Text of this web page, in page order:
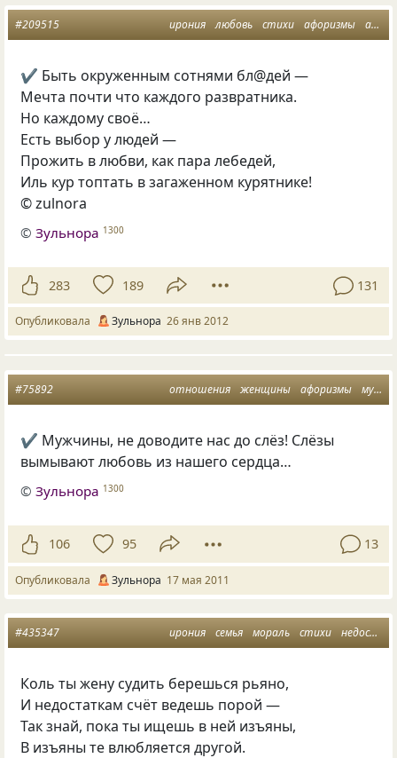
ирония любовь стихи афоризмы адюльтер
#209515
✔ Быть окруженным сотнями бл@дей —
Мечта почти что каждого развратника.
Но каждому своё…
Есть выбор у людей —
Прожить в любви, как пара лебедей,
Иль кур топтать в загаженном курятнике!
© zulnora
©Зульнора 1300
283 189 131
Опубликовала Зульнора 26 янв 2012
отношения женщины афоризмы мужчины
#75892
✔ Мужчины, не доводите нас до слёз! Слёзы
вымывают любовь из нашего сердца…
©Зульнора 1300
106 95 13
Опубликовала Зульнора 17 мая 2011
ирония семья мораль стихи недостатки
#435347
Коль ты жену судить берешься рьяно,
И недостаткам счёт ведешь порой —
Так знай, пока ты ищешь в ней изъяны,
В изъяны те влюбляется другой.